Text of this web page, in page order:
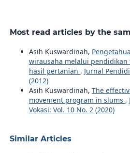
Most read articles by the
Asih Kuswardinah,
wirausaha melalui
hasil pertanian , Jurnal
(2012)
Asih Kuswardinah, The
movement program in slums ,
Vokasi: Vol. 10 No. 2 (2020)
Similar Articles